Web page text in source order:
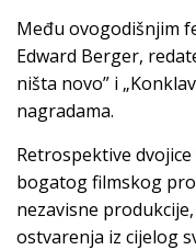
Među ovogodišnjim
Edward Berger,
ništa novo” i
nagradama.
Retrospektive
bogatog filmskog
nezavisne
ostvarenja iz cijelog